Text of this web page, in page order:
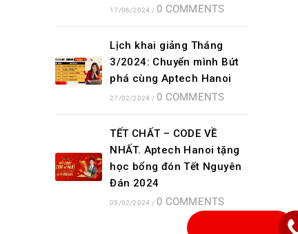
17/06/2024 / 0 COMMENTS
Lịch khai giảng Tháng
3/2024: Chuyển mình Bứt
phá cùng Aptech Hanoi
27/02/2024 / 0 COMMENTS
TẾT CHẤT – CODE VỀ
NHẤT. Aptech Hanoi tặng
học bổng đón Tết Nguyên
Đán 2024
05/02/2024 / 0 COMMENTS